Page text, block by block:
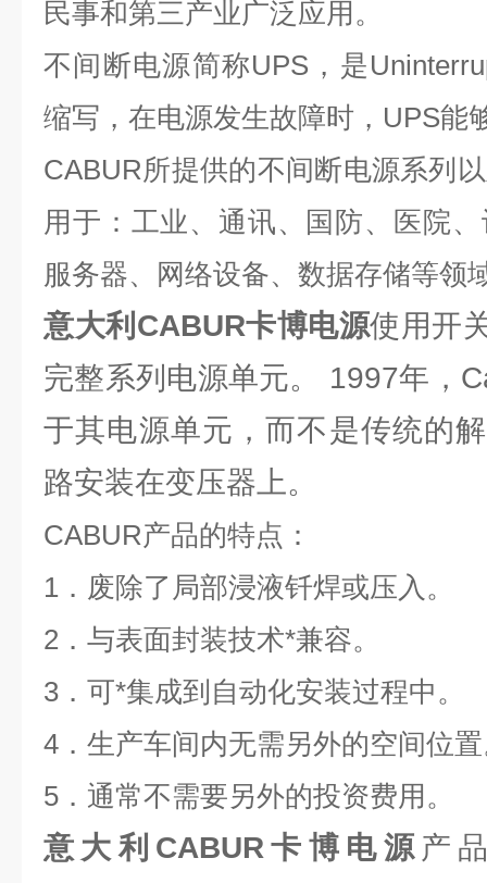
民事和第三产业广泛应用。
不间断电源简称UPS，是
缩写，在电源发生故障时，UPS能
CABUR所提供的不间断电源系列
用于：工业、通讯、国防、医院
服务器、网络设备、数据存储等领
意大利CABUR卡博电源使用开
完整系列电源单元。 1997年，
于其电源单元，而不是传统的
路安装在变压器上。
CABUR产品的特点：
1 ．废除了局部浸液钎焊或压入。
2 ．与表面封装技术*兼容。
3 ．可*集成到自动化安装过程中。
4 ．生产车间内无需另外的空间位
5 ．通常不需要另外的投资费用。
意大利CABUR卡博电源 产